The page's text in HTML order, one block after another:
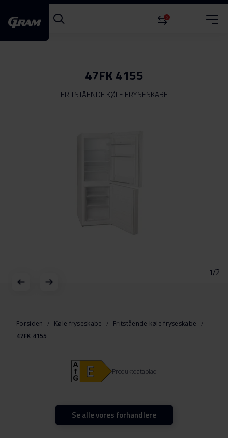
0
47FK 4155
FRITSTÅENDE KØLE FRYSESKABE
1/2
starten
Forsiden Køle fryseskabe
Fritstående køle fryseskabe
47FK 4155
Produktdatablad
Se alle vores forhandlere